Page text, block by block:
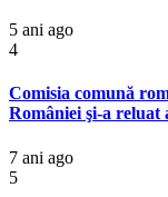
5 ani ago
4
Comisia comună
României şi-a reluat
7 ani ago
5